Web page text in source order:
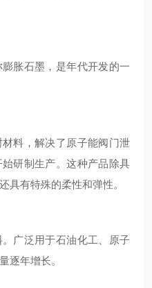
胀石墨，是年代开发的一
料，解决了原子能阀门泄
研制生产。这种产品除具
具有特殊的柔性和弹性。
广泛用于石油化工、原子
逐年增长。